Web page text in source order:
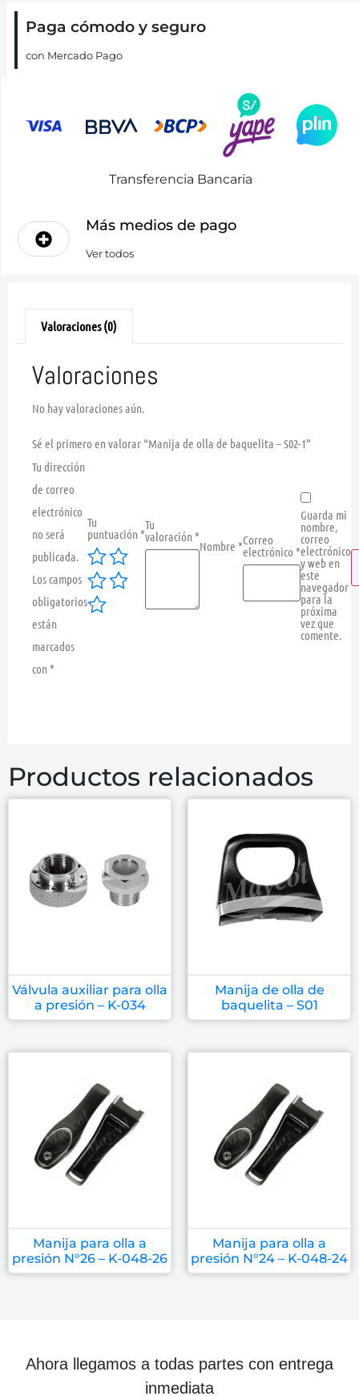
Paga cómodo y seguro
con Mercado Pago
Transferencia Bancaria
Más medios de pago
Ver todos
Valoraciones (0)
Valoraciones
No hay valoraciones aún.
Sé el primero en valorar “Manija de olla de baquelita – S02-1”
Tu dirección
de correo
electrónico
no será
publicada.
Los campos
obligatorios
están
marcados
con *
Tu
puntuación *
Tu
valoración *
Nombre *Correo
electrónico *
Guarda mi
nombre,
correo
electrónico
y web en
este
navegador
para la
próxima
vez que
comente.
Productos relacionados
Válvula auxiliar para olla
a presión – K-034
Manija de olla de
baquelita – S01
Manija para olla a
presión N°26 – K-048-26
Manija para olla a
presión N°24 – K-048-24
Ahora llegamos a todas partes con entrega
inmediata